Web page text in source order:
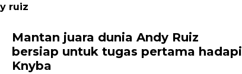
ruiz
Mantan juara dunia Andy Ruiz
bersiap untuk tugas pertama hadapi
Knyba